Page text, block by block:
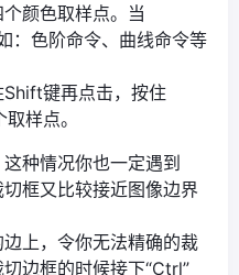
颜色取样点。当
：色阶命令、曲线命令等
键再点击，按住
样点。
种情况你也一定遇到
框又比较接近图像边界
上，令你无法精确的裁
边框的时候接下“Ctrl”